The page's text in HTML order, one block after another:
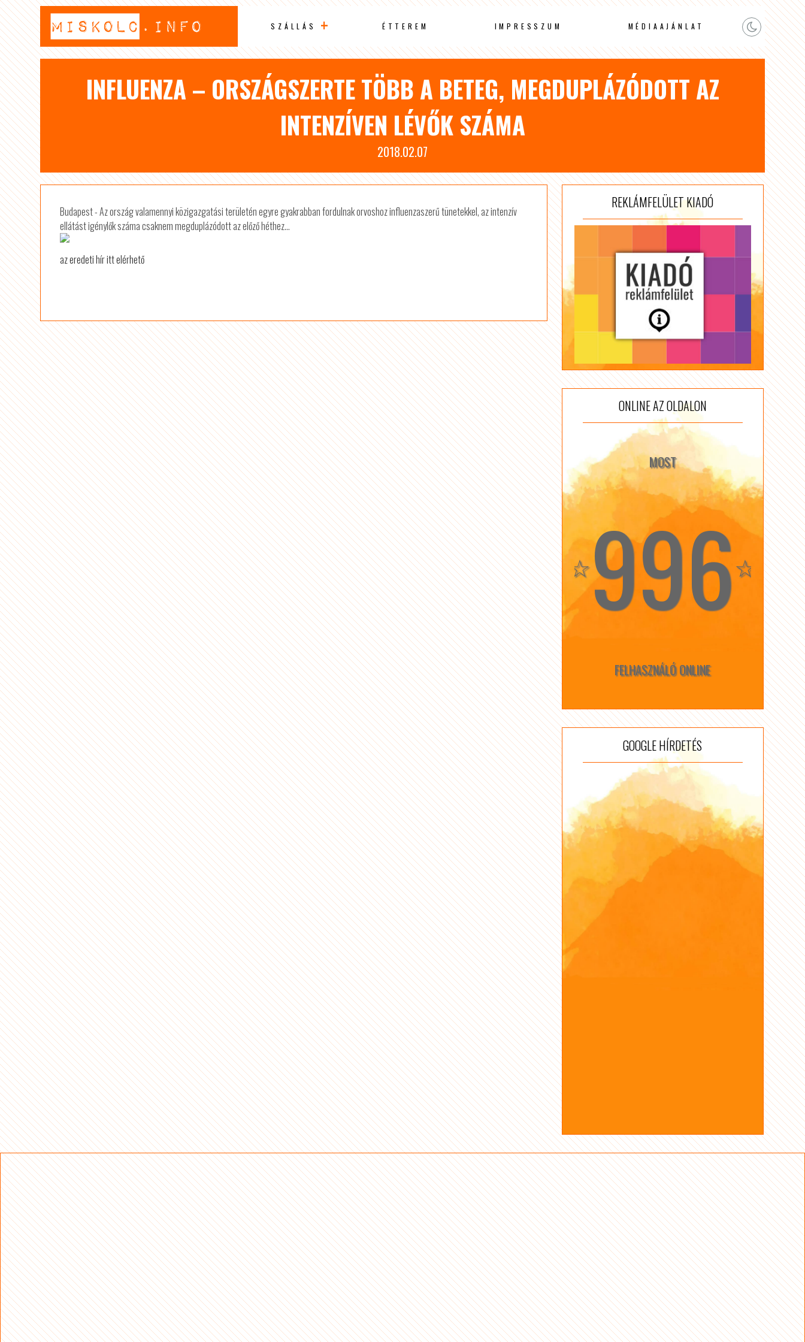
SZÁLLÁS ÉTTEREM IMPRESSZUM MÉDIAAJÁNLAT
INFLUENZA – ORSZÁGSZERTE TÖBB A BETEG, MEGDUPLÁZÓDOTT AZ
INTENZÍVEN LÉVŐK SZÁMA
2018.02.07
Budapest - Az ország valamennyi közigazgatási területén egyre gyakrabban fordulnak orvoshoz influenzaszerű tünetekkel, az intenzív
ellátást igénylők száma csaknem megduplázódott az előző héthez...
az eredeti hír itt elérhető
REKLÁMFELÜLET KIADÓ
ONLINE AZ OLDALON
MOST
☆996☆
FELHASZNÁLÓ ONLINE
GOOGLE HÍRDETÉS